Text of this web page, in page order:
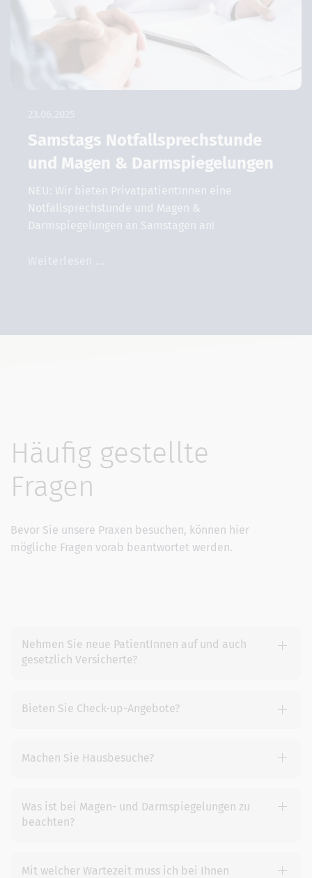
Samstags Notfallsprechstunde
und Magen & Darmspiegelungen
NEU: Wir bieten PrivatpatientInnen eine
Notfallsprechstunde und Magen &
Darmspiegelungen an Samstagen an!
Häufig gestellte
Fragen
Bevor Sie unsere Praxen besuchen, können hier
mögliche Fragen vorab beantwortet werden.
Nehmen Sie neue PatientInnen auf und auch
gesetzlich Versicherte?
Bieten Sie Check-up-Angebote?
Machen Sie Hausbesuche?
Was ist bei Magen- und Darmspiegelungen zu
beachten?
Mit welcher Wartezeit muss ich bei Ihnen